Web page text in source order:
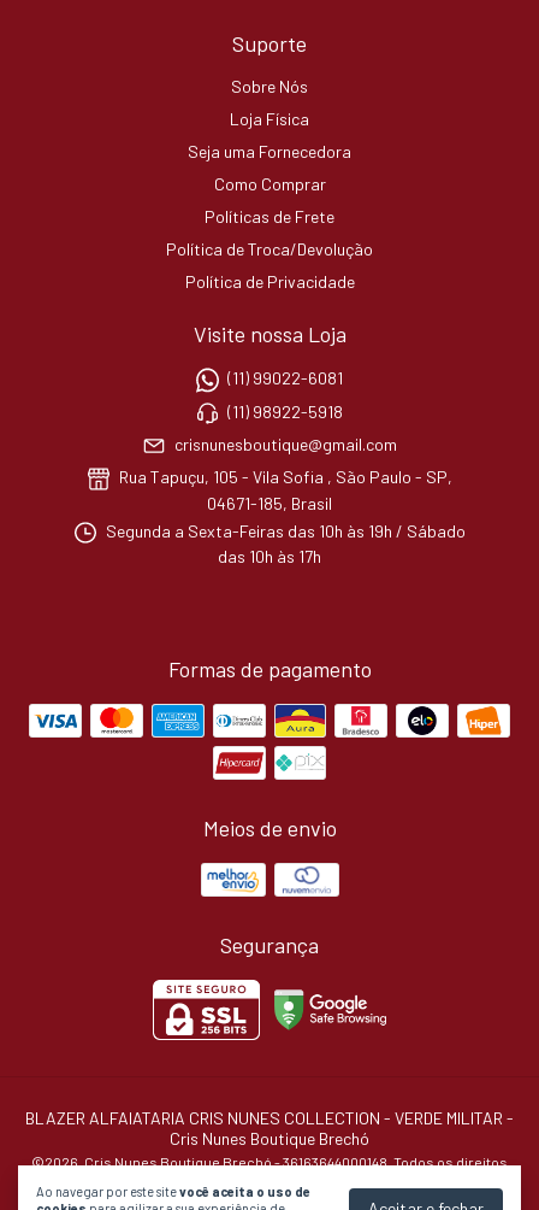
Ao navegar por este sitevocê aceita o uso de
Suporte
Sobre Nós
Loja Física
Seja uma Fornecedora
Como Comprar
Políticas de Frete
Política de Troca/Devolução
Política de Privacidade
Visite nossa Loja
(11) 99022-6081
(11) 98922-5918
crisnunesboutique@gmail.com
Rua Tapuçu, 105 - Vila Sofia , São Paulo - SP,
04671-185, Brasil
Segunda a Sexta-Feiras das 10h às 19h / Sábado
das 10h às 17h
Formas de pagamento
Meios de envio
Segurança
BLAZER ALFAIATARIA CRIS NUNES COLLECTION - VERDE MILITAR -
Cris Nunes Boutique Brechó
©2026. Cris Nunes Boutique Brechó - 36163644000148. Todos os direitos